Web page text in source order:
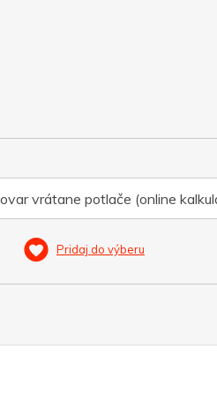
vrátane potlače (online
Pridaj do výberu